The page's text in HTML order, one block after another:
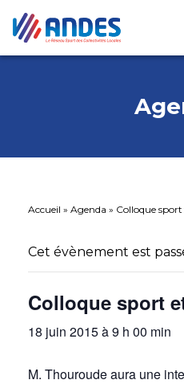
Accueil » Agenda » Colloque
Cet évènement est
Colloque sport
18 juin 2015 à 9 h 00 min
M. Thouroude aura une